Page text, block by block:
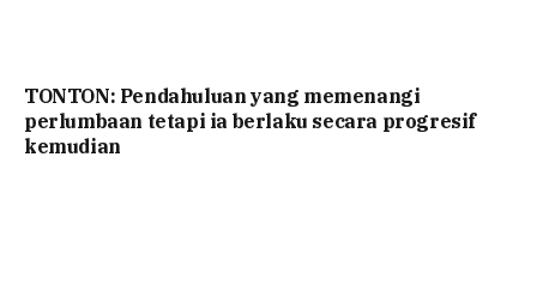
TONTON: Pendahuluan yang memenangi
perlumbaan tetapi ia berlaku secara progresif
kemudian